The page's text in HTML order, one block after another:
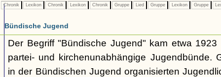
Chronik Lexikon Chronik Lexikon Chronik Gruppe Lied Gruppe Lexikon Gruppe
Bündische Jugend
Der Begriff "Bündische Jugend" kam etwa
partei- und kirchenunabhängige Jugendbünde.
in der Bündischen Jugend organisierten